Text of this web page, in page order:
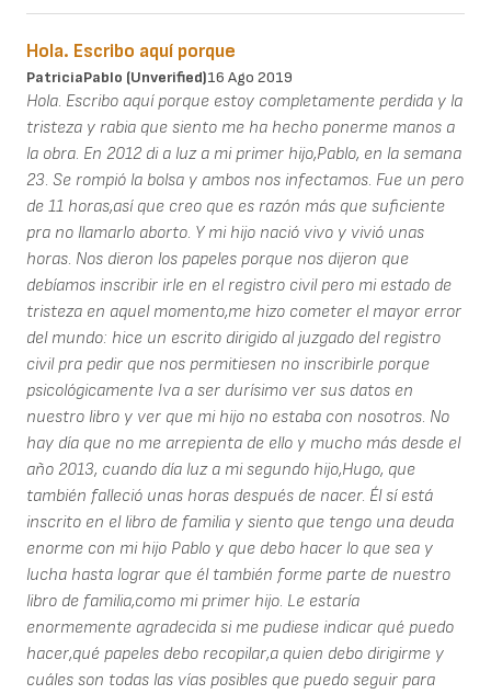
Hola. Escribo aquí porque
PatriciaPablo (unverified)16 Ago 2019
Hola. Escribo aquí porque estoy completamente perdida y la
tristeza y rabia que siento me ha hecho ponerme manos a
la obra. En 2012 di a luz a mi primer hijo,Pablo, en la semana
23. Se rompió la bolsa y ambos nos infectamos. Fue un pero
de 11 horas,así que creo que es razón más que suficiente
pra no llamarlo aborto. Y mi hijo nació vivo y vivió unas
horas. Nos dieron los papeles porque nos dijeron que
debíamos inscribir irle en el registro civil pero mi estado de
tristeza en aquel momento,me hizo cometer el mayor error
del mundo: hice un escrito dirigido al juzgado del registro
civil pra pedir que nos permitiesen no inscribirle porque
psicológicamente Iva a ser durísimo ver sus datos en
nuestro libro y ver que mi hijo no estaba con nosotros. No
hay día que no me arrepienta de ello y mucho más desde el
año 2013, cuando día luz a mi segundo hijo,Hugo, que
también falleció unas horas después de nacer. Él sí está
inscrito en el libro de familia y siento que tengo una deuda
enorme con mi hijo Pablo y que debo hacer lo que sea y
lucha hasta lograr que él también forme parte de nuestro
libro de familia,como mi primer hijo. Le estaría
enormemente agradecida si me pudiese indicar qué puedo
hacer,qué papeles debo recopilar,a quien debo dirigirme y
cuáles son todas las vías posibles que puedo seguir para